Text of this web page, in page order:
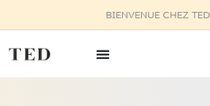
BIENVENUE CHEZ TED